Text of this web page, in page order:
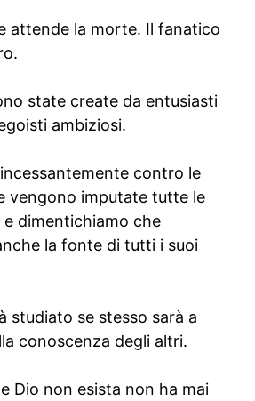
attende la morte. Il fanatico
state create da entusiasti
ambiziosi.
contro le
vengono imputate tutte le
e dimentichiamo che
la fonte di tutti i suoi
studiato se stesso sarà a
conoscenza degli altri.
Dio non esista non ha mai